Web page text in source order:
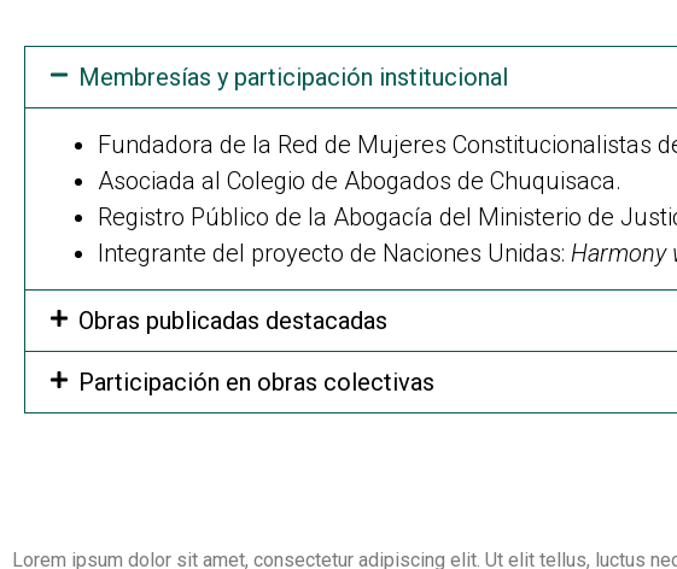
Membresías y participación institucional
Fundadora de la Red de Mujeres Constitucionalistas
Asociada al Colegio de Abogados de Chuquisaca.
Registro Público de la Abogacía del Ministerio de
Integrante del proyecto de Naciones Unidas: Harmony
Obras publicadas destacadas
Participación en obras colectivas
Lorem ipsum dolor sit amet, consectetur adipiscing elit. Ut elit tellus, luctus